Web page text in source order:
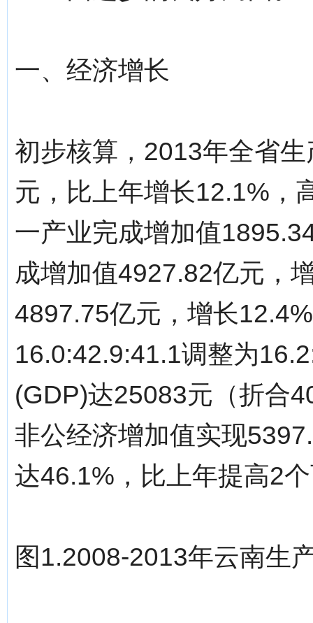
一、经济增长
初步核算，2013年全省
元，比上年增长12.1%，
一产业完成增加值
成增加值4927.82亿元，
4897.75亿元，增长
16.0:42.9:41.1调整为
(GDP)达25083元（折合
非公经济增加值实现
达46.1%，比上年提高2
图1.2008-2013年云南生